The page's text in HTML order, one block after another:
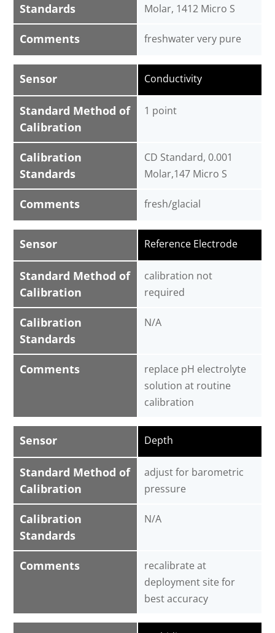
Standards
Comments
Molar, 1412 Micro S
freshwater very pure
Sensor
Standard Method of
Calibration
Calibration
Standards
Comments
Conductivity
1 point
CD Standard, 0.001
Molar,147 Micro S
fresh/glacial
Sensor
Standard Method of
Calibration
Calibration
Standards
Comments
Reference Electrode
calibration not
required
N/A
replace pH electrolyte
solution at routine
calibration
Sensor
Standard Method of
Calibration
Calibration
Standards
Comments
Depth
adjust for barometric
pressure
N/A
recalibrate at
deployment site for
best accuracy